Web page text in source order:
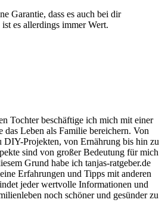
Garantie, dass es auch bei dir
es allerdings immer Wert.
Tochter beschäftige ich mich mit einer
Leben als Familie bereichern. Von
DIY-Projekten, von Ernährung bis hin zu
sind von großer Bedeutung für mich
Grund habe ich tanjas-ratgeber.de
Erfahrungen und Tipps mit anderen
jeder wertvolle Informationen und
noch schöner und gesünder zu